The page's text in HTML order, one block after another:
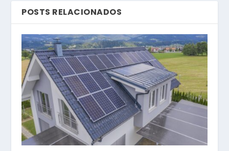
POSTS RELACIONADOS